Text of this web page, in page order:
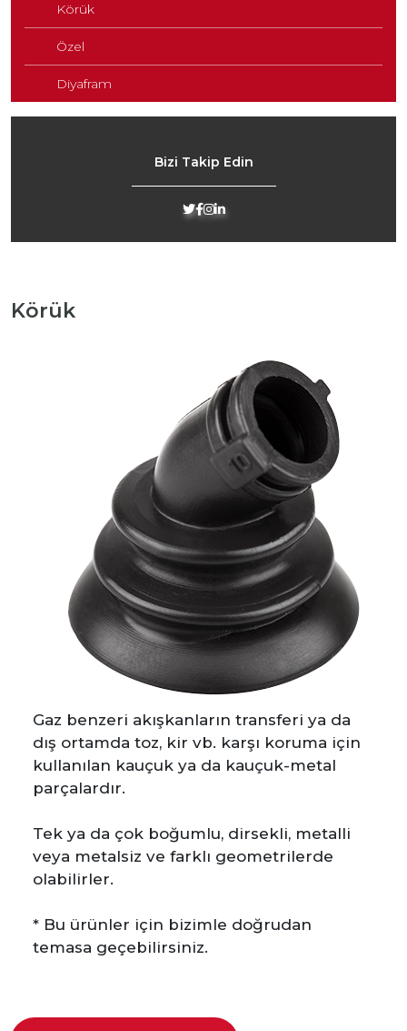
Körük
Özel
Diyafram
Bizi Takip Edin
Körük
Gaz benzeri akışkanların transferi ya da
dış ortamda toz, kir vb. karşı koruma için
kullanılan kauçuk ya da kauçuk-metal
parçalardır.
Tek ya da çok boğumlu, dirsekli, metalli
veya metalsiz ve farklı geometrilerde
olabilirler.
* Bu ürünler için bizimle doğrudan
temasa geçebilirsiniz.